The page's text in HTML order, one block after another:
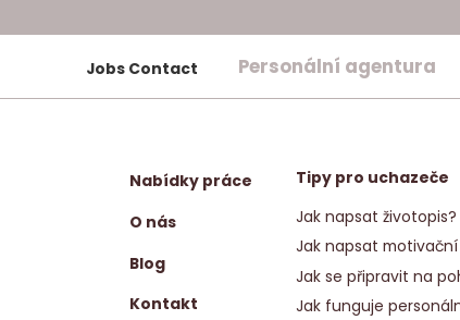
Jobs Contact Personální agentura
Nabídky práce
O nás
Blog
Kontakt
Tipy pro uchazeče
Jak napsat životopis?
Jak napsat motivační
Jak se připravit na
Jak funguje